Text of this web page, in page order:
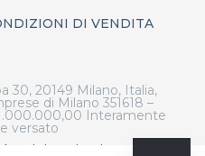
30, 20149 Milano, Italia,
di Milano 351618 –
1.000.000,00 Interamente
versato
|
Artigiano in Fiera
DI VENDITA